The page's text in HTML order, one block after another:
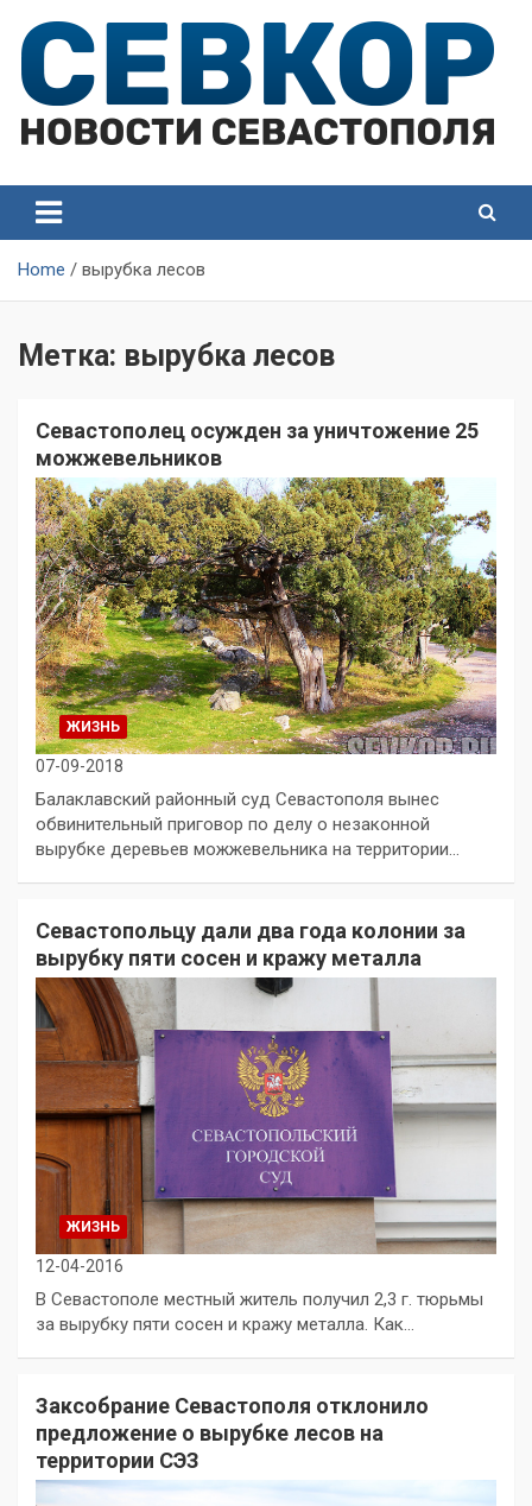
content
Севастополя
Севастополя
Home вырубка лесов
Метка: вырубка лесов
Севастополец осужден за уничтожение 25
можжевельников
ЖИЗНЬ
07-09-2018
Балаклавский районный суд Севастополя вынес
обвинительный приговор по делу о незаконной
вырубке деревьев можжевельника на территории…
Севастопольцу дали два года колонии за
вырубку пяти сосен и кражу металла
ЖИЗНЬ
12-04-2016
В Севастополе местный житель получил 2,3 г. тюрьмы
за вырубку пяти сосен и кражу металла. Как…
Заксобрание Севастополя отклонило
предложение о вырубке лесов на
территории СЭЗ